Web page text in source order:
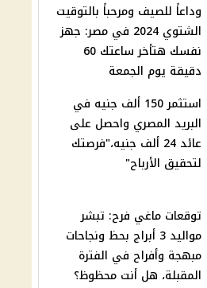
وداعاً للصيف ومرحباً بالتوقيت
الشتوي 2024 في مصر: جهز
نفسك هتأخر ساعتك 60
دقيقة يوم الجمعة
استثمر 150 ألف جنيه في
البريد المصري واحصل على
عائد 24 ألف جنيه،"فرصتك
لتحقيق الأرباح"
توقعات ماغي فرح: تبشر
مواليد 3 أبراج بحظ ونجاحات
مبهجة وأفراح في الفترة
المقبلة، هل أنت محظوظ؟